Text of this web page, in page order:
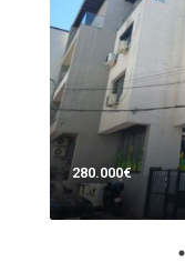
280.000€